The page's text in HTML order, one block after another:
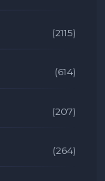
(2115)
(614)
(207)
(264)